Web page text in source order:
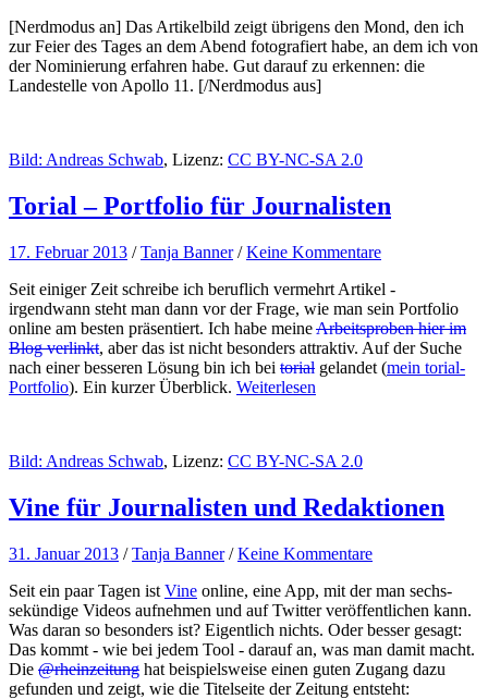
[Nerdmodus an] Das Artikelbild zeigt übrigens den Mond, den ich
zur Feier des Tages an dem Abend fotografiert habe, an dem ich von
der Nominierung erfahren habe. Gut darauf zu erkennen: die
Landestelle von Apollo 11. [/Nerdmodus aus]
Bild: Andreas Schwab, Lizenz: CC BY-NC-SA 2.0
Torial – Portfolio für Journalisten
17. Februar 2013 /Tanja Banner /Keine Kommentare
Seit einiger Zeit schreibe ich beruflich vermehrt Artikel -
irgendwann steht man dann vor der Frage, wie man sein Portfolio
online am besten präsentiert. Ich habe meineArbeitsproben hier im
Blog verlinkt, aber das ist nicht besonders attraktiv. Auf der Suche
nach einer besseren Lösung bin ich bei torial gelandet (mein torial-
Portfolio). Ein kurzer Überblick. Weiterlesen
Bild: Andreas Schwab, Lizenz: CC BY-NC-SA 2.0
Vine für Journalisten und Redaktionen
31. Januar 2013 /Tanja Banner /Keine Kommentare
Seit ein paar Tagen ist Vine online, eine App, mit der man sechs-
sekündige Videos aufnehmen und auf Twitter veröffentlichen kann.
Was daran so besonders ist? Eigentlich nichts. Oder besser gesagt:
Das kommt - wie bei jedem Tool - darauf an, was man damit macht.
Die @rheinzeitung hat beispielsweise einen guten Zugang dazu
gefunden und zeigt, wie die Titelseite der Zeitung entsteht: